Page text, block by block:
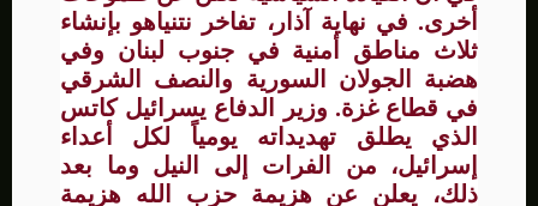
أخرى. في نهاية آذار، تفاخر نتنياهو بإنشاء
ثلاث مناطق أمنية في جنوب لبنان وفي
هضبة الجولان السورية والنصف الشرقي
في قطاع غزة. وزير الدفاع يسرائيل كاتس
الذي يطلق تهديداته يومياً لكل أعداء
إسرائيل، من الفرات إلى النيل وما بعد
ذلك، يعلن عن هزيمة حزب الله هزيمة